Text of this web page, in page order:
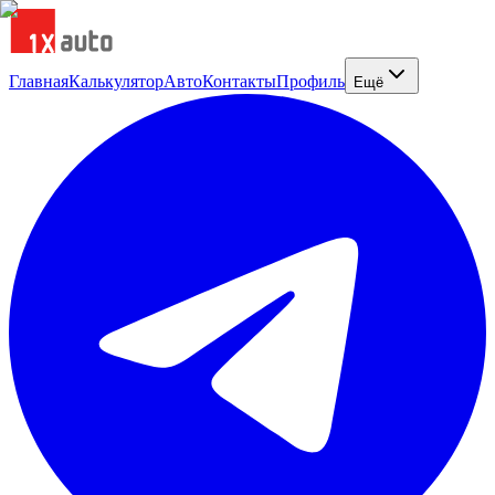
ГлавнаяКалькуляторАвтоКонтактыПрофиль Ещё